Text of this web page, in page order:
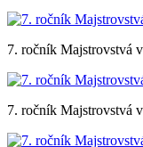
7. ročník Majstrovstvá
7. ročník Majstrovstvá